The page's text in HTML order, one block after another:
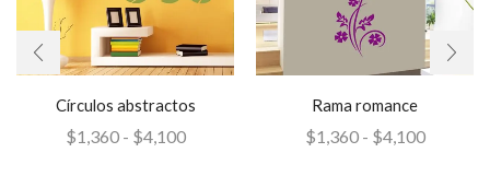
Círculos abstractos
$1,360 - $4,100
Rama romance
$1,360 - $4,100